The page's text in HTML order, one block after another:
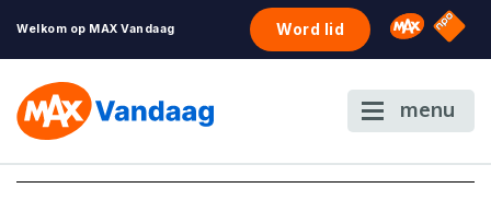
Welkom op MAX Vandaag Word lid Omroep
NPO
menu